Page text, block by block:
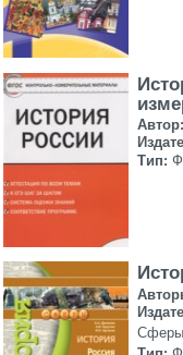
Автор:
Тип:
Сферы